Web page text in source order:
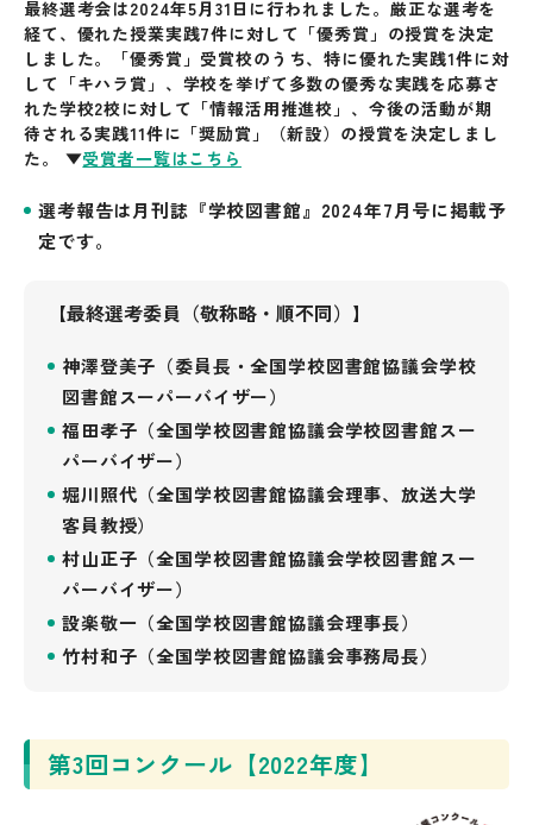
最終選考会は2024年5月31日に行われました。厳正な選考を
経て、優れた授業実践7件に対して「優秀賞」の授賞を決定
しました。「優秀賞」受賞校のうち、特に優れた実践1件に対
して「キハラ賞」、学校を挙げて多数の優秀な実践を応募さ
れた学校2校に対して「情報活用推進校」、今後の活動が期
待される実践11件に「奨励賞」（新設）の授賞を決定しまし
た。 ▼受賞者一覧はこちら
選考報告は月刊誌『学校図書館』2024年7月号に掲載予
定です。
【最終選考委員（敬称略・順不同）】
神澤登美子（委員長・全国学校図書館協議会学校
図書館スーパーバイザー）
福田孝子（全国学校図書館協議会学校図書館スー
パーバイザー）
堀川照代（全国学校図書館協議会理事、放送大学
客員教授）
村山正子（全国学校図書館協議会学校図書館スー
パーバイザー）
設楽敬一（全国学校図書館協議会理事長）
竹村和子（全国学校図書館協議会事務局長）
第3回コンクール【2022年度】